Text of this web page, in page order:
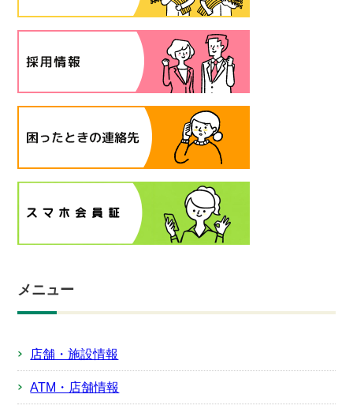
メニュー
店舗・施設情報
ATM・店舗情報